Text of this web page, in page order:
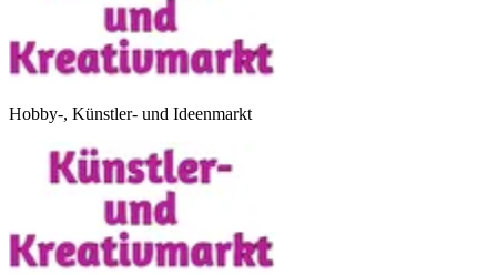
Hobby-, Künstler- und Ideenmarkt